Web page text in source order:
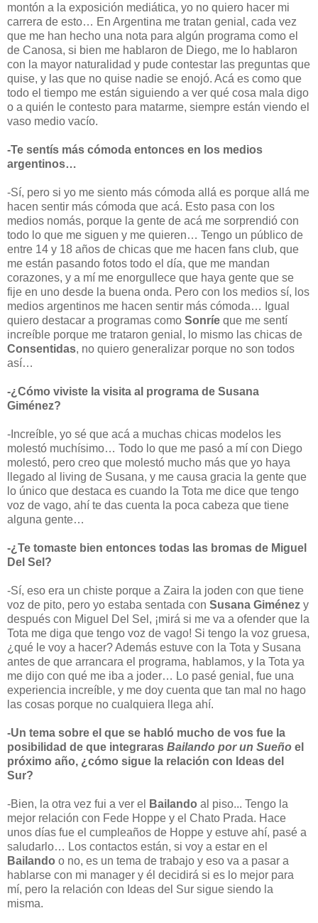
montón a la exposición mediática, yo no quiero hacer mi
carrera de esto… En Argentina me tratan genial, cada vez
que me han hecho una nota para algún programa como el
de Canosa, si bien me hablaron de Diego, me lo hablaron
con la mayor naturalidad y pude contestar las preguntas que
quise, y las que no quise nadie se enojó. Acá es como que
todo el tiempo me están siguiendo a ver qué cosa mala digo
o a quién le contesto para matarme, siempre están viendo el
vaso medio vacío.
-Te sentís más cómoda entonces en los medios
argentinos…
-Sí, pero si yo me siento más cómoda allá es porque allá me
hacen sentir más cómoda que acá. Esto pasa con los
medios nomás, porque la gente de acá me sorprendió con
todo lo que me siguen y me quieren… Tengo un público de
entre 14 y 18 años de chicas que me hacen fans club, que
me están pasando fotos todo el día, que me mandan
corazones, y a mí me enorgullece que haya gente que se
fije en uno desde la buena onda. Pero con los medios sí, los
medios argentinos me hacen sentir más cómoda… Igual
quiero destacar a programas como Sonríe que me sentí
increíble porque me trataron genial, lo mismo las chicas de
Consentidas, no quiero generalizar porque no son todos
así…
-¿Cómo viviste la visita al programa de Susana
Giménez?
-Increíble, yo sé que acá a muchas chicas modelos les
molestó muchísimo… Todo lo que me pasó a mí con Diego
molestó, pero creo que molestó mucho más que yo haya
llegado al living de Susana, y me causa gracia la gente que
lo único que destaca es cuando la Tota me dice que tengo
voz de vago, ahí te das cuenta la poca cabeza que tiene
alguna gente…
-¿Te tomaste bien entonces todas las bromas de Miguel
Del Sel?
-Sí, eso era un chiste porque a Zaira la joden con que tiene
voz de pito, pero yo estaba sentada con Susana Giménez y
después con Miguel Del Sel, ¡mirá si me va a ofender que la
Tota me diga que tengo voz de vago! Si tengo la voz gruesa,
¿qué le voy a hacer? Además estuve con la Tota y Susana
antes de que arrancara el programa, hablamos, y la Tota ya
me dijo con qué me iba a joder… Lo pasé genial, fue una
experiencia increíble, y me doy cuenta que tan mal no hago
las cosas porque no cualquiera llega ahí.
-Un tema sobre el que se habló mucho de vos fue la
posibilidad de que integraras Bailando por un Sueño el
próximo año, ¿cómo sigue la relación con Ideas del
Sur?
-Bien, la otra vez fui a ver el Bailando al piso... Tengo la
mejor relación con Fede Hoppe y el Chato Prada. Hace
unos días fue el cumpleaños de Hoppe y estuve ahí, pasé a
saludarlo… Los contactos están, si voy a estar en el
Bailando o no, es un tema de trabajo y eso va a pasar a
hablarse con mi manager y él decidirá si es lo mejor para
mí, pero la relación con Ideas del Sur sigue siendo la
misma.